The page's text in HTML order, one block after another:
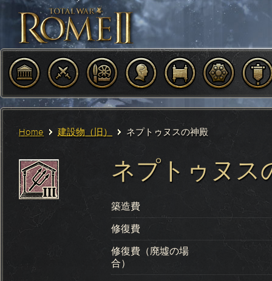
Home 建設物（旧） ネプトゥヌスの神殿
ネプトゥヌス
築造費
修復費
修復費（廃墟の場
合）